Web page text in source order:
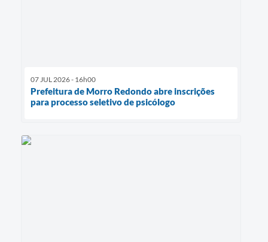
07 JUL 2026 - 16h00
Prefeitura de Morro Redondo abre inscrições
para processo seletivo de psicólogo